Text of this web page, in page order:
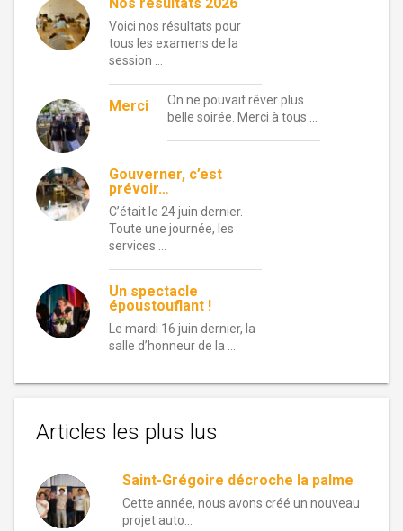
Voici nos résultats pour
tous les examens de la
session …
Merci
On ne pouvait rêver plus
belle soirée. Merci à tous …
Gouverner, c’est
prévoir…
C’était le 24 juin dernier.
Toute une journée, les
services …
Un spectacle
époustouflant !
Le mardi 16 juin dernier, la
salle d’honneur de la …
Articles les plus lus
Saint-Grégoire décroche la palme
Cette année, nous avons créé un nouveau
projet auto...